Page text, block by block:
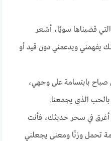
قضيناها سويًا، أشعر
يفهمني ويدعمني دون قيد أو
بابتسامة على وجهي،
بالحب الذي يجمعنا.
أغرق في سحر حديثك، فأنت
تحمل وزنًا ومعنى يجعلني